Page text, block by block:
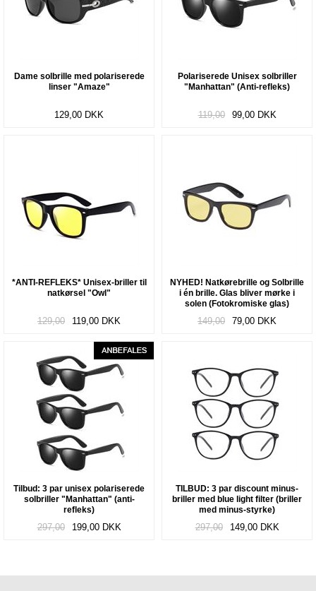
Dame solbrille med polariserede
linser "Amaze"
129,00 DKK
Polariserede Unisex solbriller
"Manhattan" (Anti-refleks)
119,00 99,00 DKK
*ANTI-REFLEKS* Unisex-briller til
natkørsel "Owl"
129,00 119,00 DKK
NYHED! Natkørebrille og Solbrille
i én brille. Glas bliver mørke i
solen (Fotokromiske glas)
149,00 79,00 DKK
Tilbud: 3 par unisex polariserede
solbriller "Manhattan" (anti-
refleks)
297,00 199,00 DKK
TILBUD: 3 par discount minus-
briller med blue light filter (briller
med minus-styrke)
297,00 149,00 DKK